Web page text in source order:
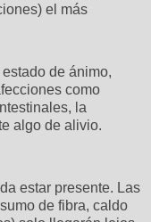
el más
de ánimo,
como
la
algo de alivio.
estar presente. Las
de fibra, caldo